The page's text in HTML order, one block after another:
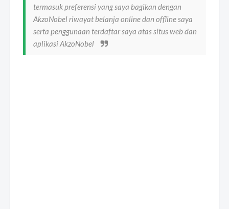
termasuk preferensi yang saya bagikan dengan
AkzoNobel riwayat belanja online dan offline saya
serta penggunaan terdaftar saya atas situs web dan
aplikasi AkzoNobel